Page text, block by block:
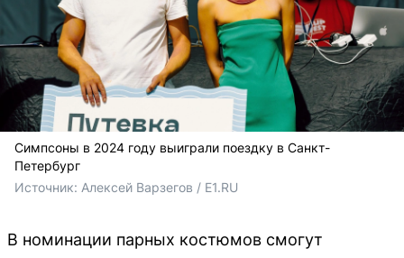
Симпсоны в 2024 году выиграли поездку в Санкт-
Петербург
Источник: Алексей Варзегов / E1.RU
В номинации парных костюмов смогут